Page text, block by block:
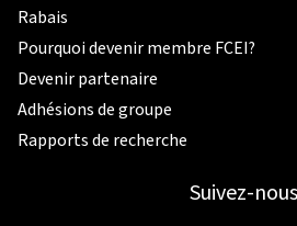
Rabais
Pourquoi devenir membre FCEI?
Devenir partenaire
Adhésions de groupe
Rapports de recherche
Suivez-